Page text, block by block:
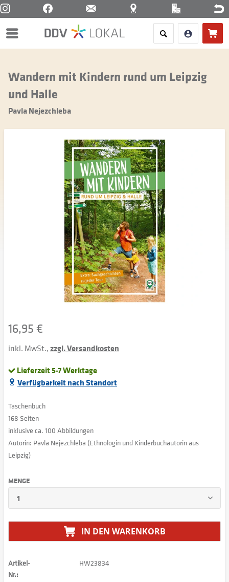
Menü
Wandern mit Kindern rund um Leipzig
und Halle
Pavla Nejezchleba
16,95 €
inkl. MwSt.,zzgl. Versandkosten
Lieferzeit 5-7 Werktage
Verfügbarkeit nach Standort
Taschenbuch
168 Seiten
inklusive ca. 100 Abbildungen
Autorin: Pavla Nejezchleba (Ethnologin und Kinderbuchautorin aus
Leipzig)
MENGE
IN DEN WARENKORB
Artikel-
Nr.:
HW23834